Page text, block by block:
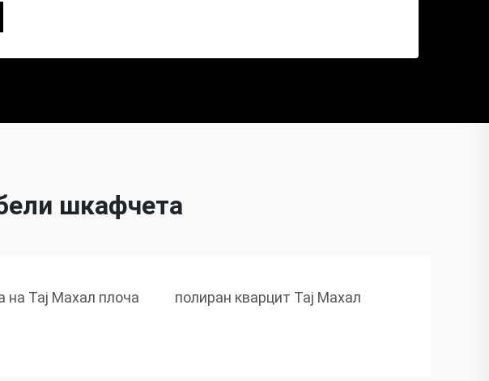
шкафчета
на Тај Махал плоча полиран кварцит Тај Махал